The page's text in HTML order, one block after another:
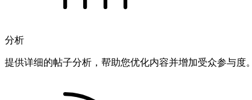
分析
提供详细的帖子分析，帮助您优化内容并增加受众参与度。